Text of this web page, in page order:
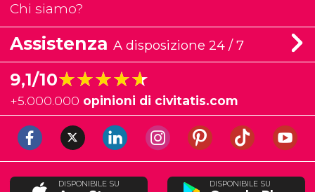
Chi siamo?
Assistenza A disposizione 24 / 7
9,1/10★★★★★
★★★★★
+5.000.000 opinioni di civitatis.com
DISPONIBILE SU DISPONIBILE SU